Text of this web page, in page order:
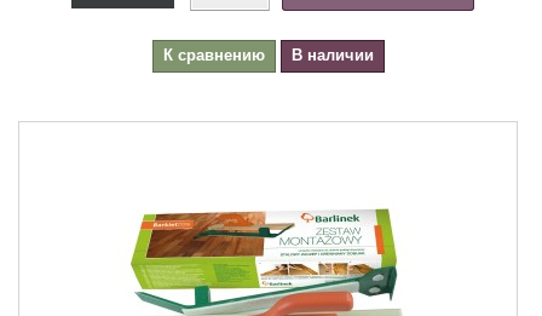
К сравнению В наличии